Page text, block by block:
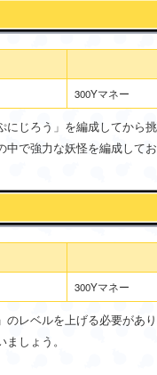
300Yマネー
じろう」を編成してから
で強力な妖怪を編成してお
300Yマネー
レベルを上げる必要があ
しょう。